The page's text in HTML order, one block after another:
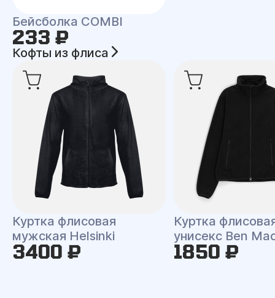
Бейсболка COMBI
233 ₽
Кофты из флиса
Куртка флисовая
мужская Helsinki
3400 ₽
Куртка
унисекс Ben
1850 ₽